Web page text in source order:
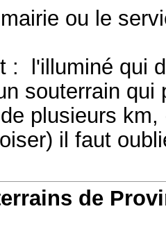
ou le
: l'illuminé qui
souterrain
plusieurs
il faut
de